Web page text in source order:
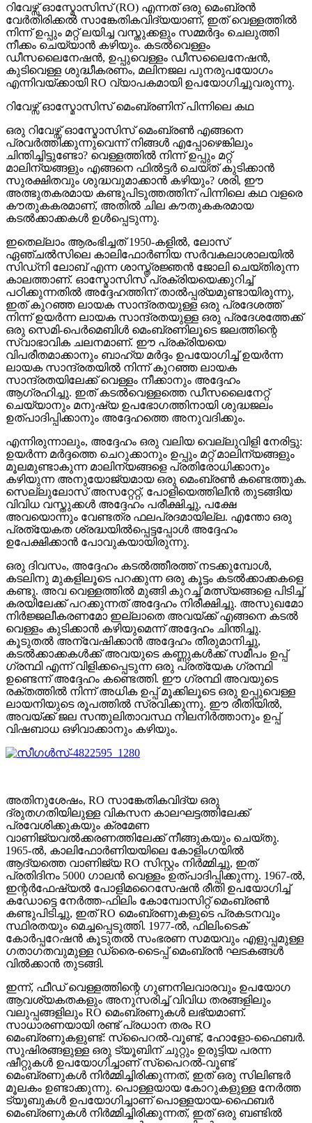
റിവേഴ്സ് ഓസ്മോസിസ് (RO) എന്നത് ഒരു മെംബ്രൻ
വേർതിരിക്കൽ സാങ്കേതികവിദ്യയാണ്, ഇത് വെള്ളത്തിൽ
നിന്ന് ഉപ്പും മറ്റ് ലയിച്ച വസ്തുക്കളും സമ്മർദ്ദം ചെലുത്തി
നീക്കം ചെയ്യാൻ കഴിയും. കടൽവെള്ളം
ഡീസലൈനേഷൻ, ഉപ്പുവെള്ളം ഡീസലൈനേഷൻ,
കുടിവെള്ള ശുദ്ധീകരണം, മലിനജല പുനരുപയോഗം
എന്നിവയ്ക്കായി RO വ്യാപകമായി ഉപയോഗിച്ചുവരുന്നു.
റിവേഴ്സ് ഓസ്മോസിസ് മെംബ്രണിന് പിന്നിലെ കഥ
ഒരു റിവേഴ്സ് ഓസ്മോസിസ് മെംബ്രൺ എങ്ങനെ
പ്രവർത്തിക്കുന്നുവെന്ന് നിങ്ങൾ എപ്പോഴെങ്കിലും
ചിന്തിച്ചിട്ടുണ്ടോ? വെള്ളത്തിൽ നിന്ന് ഉപ്പും മറ്റ്
മാലിന്യങ്ങളും എങ്ങനെ ഫിൽട്ടർ ചെയ്ത് കുടിക്കാൻ
സുരക്ഷിതവും ശുദ്ധവുമാക്കാൻ കഴിയും? ശരി, ഈ
അത്ഭുതകരമായ കണ്ടുപിടുത്തത്തിന് പിന്നിലെ കഥ വളരെ
കൗതുകകരമാണ്, അതിൽ ചില കൗതുകകരമായ
കടൽക്കാക്കകൾ ഉൾപ്പെടുന്നു.
ഇതെല്ലാം ആരംഭിച്ചത് 1950-കളിൽ, ലോസ്
ഏഞ്ചൽസിലെ കാലിഫോർണിയ സർവകലാശാലയിൽ
സിഡ്നി ലോബ് എന്ന ശാസ്ത്രജ്ഞൻ ജോലി ചെയ്തിരുന്ന
കാലത്താണ്. ഓസ്മോസിസ് പ്രക്രിയയെക്കുറിച്ച്
പഠിക്കുന്നതിൽ അദ്ദേഹത്തിന് താൽപ്പര്യമുണ്ടായിരുന്നു,
ഇത് കുറഞ്ഞ ലായക സാന്ദ്രതയുള്ള ഒരു പ്രദേശത്ത്
നിന്ന് ഉയർന്ന ലായക സാന്ദ്രതയുള്ള ഒരു പ്രദേശത്തേക്ക്
ഒരു സെമി-പെർമെബിൾ മെംബ്രണിലൂടെ ജലത്തിന്റെ
സ്വാഭാവിക ചലനമാണ്. ഈ പ്രക്രിയയെ
വിപരീതമാക്കാനും ബാഹ്യ മർദ്ദം ഉപയോഗിച്ച് ഉയർന്ന
ലായക സാന്ദ്രതയിൽ നിന്ന് കുറഞ്ഞ ലായക
സാന്ദ്രതയിലേക്ക് വെള്ളം നീക്കാനും അദ്ദേഹം
ആഗ്രഹിച്ചു. ഇത് കടൽവെള്ളത്തെ ഡീസലൈനേറ്റ്
ചെയ്യാനും മനുഷ്യ ഉപഭോഗത്തിനായി ശുദ്ധജലം
ഉത്പാദിപ്പിക്കാനും അദ്ദേഹത്തെ അനുവദിക്കും.
എന്നിരുന്നാലും, അദ്ദേഹം ഒരു വലിയ വെല്ലുവിളി നേരിട്ടു:
ഉയർന്ന മർദ്ദത്തെ ചെറുക്കാനും ഉപ്പും മറ്റ് മാലിന്യങ്ങളും
മൂലമുണ്ടാകുന്ന മാലിന്യങ്ങളെ പ്രതിരോധിക്കാനും
കഴിയുന്ന അനുയോജ്യമായ ഒരു മെംബ്രൺ കണ്ടെത്തുക.
സെല്ലുലോസ് അസറ്റേറ്റ്, പോളിയെത്തിലീൻ തുടങ്ങിയ
വിവിധ വസ്തുക്കൾ അദ്ദേഹം പരീക്ഷിച്ചു, പക്ഷേ
അവയൊന്നും വേണ്ടത്ര ഫലപ്രദമായില്ല. എന്തോ ഒരു
പ്രത്യേകത ശ്രദ്ധയിൽപ്പെട്ടപ്പോൾ അദ്ദേഹം
ഉപേക്ഷിക്കാൻ പോവുകയായിരുന്നു.
ഒരു ദിവസം, അദ്ദേഹം കടൽത്തീരത്ത് നടക്കുമ്പോൾ,
കടലിനു മുകളിലൂടെ പറക്കുന്ന ഒരു കൂട്ടം കടൽക്കാക്കകളെ
കണ്ടു. അവ വെള്ളത്തിൽ മുങ്ങി കുറച്ച് മത്സ്യങ്ങളെ പിടിച്ച്
കരയിലേക്ക് പറക്കുന്നത് അദ്ദേഹം നിരീക്ഷിച്ചു. അസുഖമോ
നിർജ്ജലീകരണമോ ഇല്ലാതെ അവയ്ക്ക് എങ്ങനെ കടൽ
വെള്ളം കുടിക്കാൻ കഴിയുമെന്ന് അദ്ദേഹം ചിന്തിച്ചു.
കൂടുതൽ അന്വേഷിക്കാൻ അദ്ദേഹം തീരുമാനിച്ചു,
കടൽക്കാക്കകൾക്ക് അവയുടെ കണ്ണുകൾക്ക് സമീപം ഉപ്പ്
ഗ്രന്ഥി എന്ന് വിളിക്കപ്പെടുന്ന ഒരു പ്രത്യേക ഗ്രന്ഥി
ഉണ്ടെന്ന് അദ്ദേഹം കണ്ടെത്തി. ഈ ഗ്രന്ഥി അവയുടെ
രക്തത്തിൽ നിന്ന് അധിക ഉപ്പ് മൂക്കിലൂടെ ഒരു ഉപ്പുവെള്ള
ലായനിയുടെ രൂപത്തിൽ സ്രവിക്കുന്നു. ഈ രീതിയിൽ,
അവയ്ക്ക് ജല സന്തുലിതാവസ്ഥ നിലനിർത്താനും ഉപ്പ്
വിഷബാധ ഒഴിവാക്കാനും കഴിയും.
അതിനുശേഷം, RO സാങ്കേതികവിദ്യ ഒരു
ദ്രുതഗതിയിലുള്ള വികസന കാലഘട്ടത്തിലേക്ക്
പ്രവേശിക്കുകയും ക്രമേണ
വാണിജ്യവൽക്കരണത്തിലേക്ക് നീങ്ങുകയും ചെയ്തു.
1965-ൽ, കാലിഫോർണിയയിലെ കോളിംഗയിൽ
ആദ്യത്തെ വാണിജ്യ RO സിസ്റ്റം നിർമ്മിച്ചു, ഇത്
പ്രതിദിനം 5000 ഗാലൻ വെള്ളം ഉത്പാദിപ്പിക്കുന്നു. 1967-ൽ,
ഇന്റർഫേഷ്യൽ പോളിമറൈസേഷൻ രീതി ഉപയോഗിച്ച്
കഡോട്ടെ നേർത്ത-ഫിലിം കോമ്പോസിറ്റ് മെംബ്രൺ
കണ്ടുപിടിച്ചു, ഇത് RO മെംബ്രണുകളുടെ പ്രകടനവും
സ്ഥിരതയും മെച്ചപ്പെടുത്തി. 1977-ൽ, ഫിലിംടെക്
കോർപ്പറേഷൻ കൂടുതൽ സംഭരണ ​​സമയവും എളുപ്പമുള്ള
ഗതാഗതവുമുള്ള ഡ്രൈ-ടൈപ്പ് മെംബ്രൻ ഘടകങ്ങൾ
വിൽക്കാൻ തുടങ്ങി.
ഇന്ന്, ഫീഡ് വെള്ളത്തിന്റെ ഗുണനിലവാരവും ഉപയോഗ
ആവശ്യകതകളും അനുസരിച്ച് വിവിധ തരങ്ങളിലും
വലുപ്പങ്ങളിലും RO മെംബ്രണുകൾ ലഭ്യമാണ്.
സാധാരണയായി രണ്ട് പ്രധാന തരം RO
മെംബ്രണുകളുണ്ട്: സ്പൈറൽ-വൂണ്ട്, ഹോളോ-ഫൈബർ.
സുഷിരങ്ങളുള്ള ഒരു ട്യൂബിന് ചുറ്റും ഉരുട്ടിയ പരന്ന
ഷീറ്റുകൾ ഉപയോഗിച്ചാണ് സ്പൈറൽ-വൂണ്ട്
മെംബ്രണുകൾ നിർമ്മിച്ചിരിക്കുന്നത്, ഇത് ഒരു സിലിണ്ടർ
മൂലകം ഉണ്ടാക്കുന്നു. പൊള്ളയായ കോറുകളുള്ള നേർത്ത
ട്യൂബുകൾ ഉപയോഗിച്ചാണ് പൊള്ളയായ-ഫൈബർ
മെംബ്രണുകൾ നിർമ്മിച്ചിരിക്കുന്നത്, ഇത് ഒരു ബണ്ടിൽ